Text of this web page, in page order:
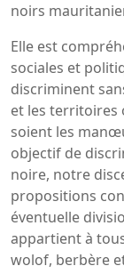
noirs
Elle est
sociales et
discriminent
et les territoires
soient les
objectif de
noire, notre
propositions
éventuelle
appartient à
wolof, berbère